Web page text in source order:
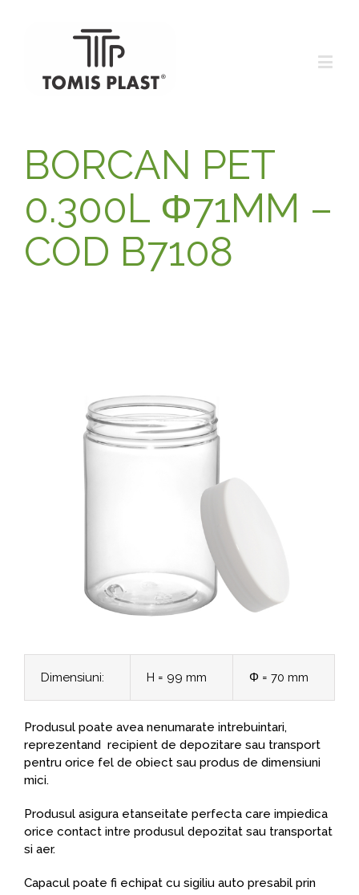
BORCAN PET
0.300L Φ71MM –
COD B7108
Dimensiuni: H = 99 mm Φ = 70 mm
Produsul poate avea nenumarate intrebuintari,
reprezentand recipient de depozitare sau transport
pentru orice fel de obiect sau produs de dimensiuni
mici.
Produsul asigura etanseitate perfecta care impiedica
orice contact intre produsul depozitat sau transportat
si aer.
Capacul poate fi echipat cu sigiliu auto presabil prin